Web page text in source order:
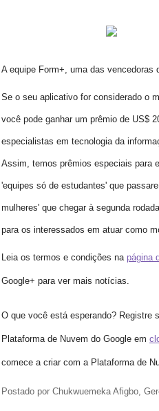
A equipe Form+, uma das vencedoras
Se o seu aplicativo for considerado o
você pode ganhar um prêmio de US$
especialistas em tecnologia da
Assim, temos prêmios especiais para
'equipes só de estudantes' que
mulheres' que chegar à segunda
para os interessados em atuar como
Leia os termos e condições na página
Google+ para ver mais notícias.
O que você está esperando? Registre
Plataforma de Nuvem do Google em
comece a criar com a Plataforma de
Postado por Chukwuemeka Afigbo,